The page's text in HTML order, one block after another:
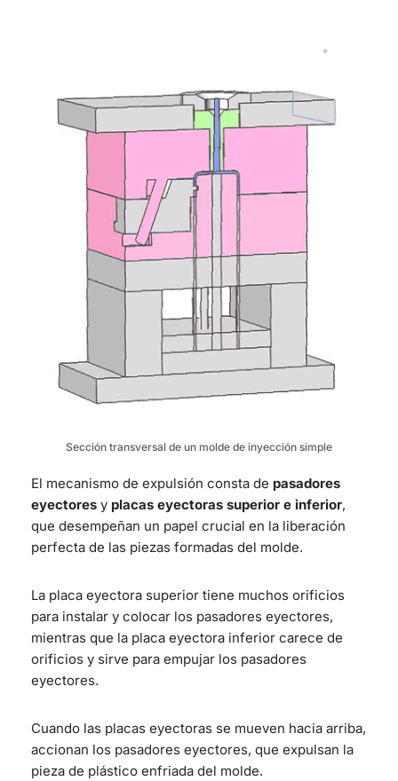
Sección transversal de un molde de inyección simple
El mecanismo de expulsión consta de pasadores
eyectores y placas eyectoras superior e inferior,
que desempeñan un papel crucial en la liberación
perfecta de las piezas formadas del molde.
La placa eyectora superior tiene muchos orificios
para instalar y colocar los pasadores eyectores,
mientras que la placa eyectora inferior carece de
orificios y sirve para empujar los pasadores
eyectores.
Cuando las placas eyectoras se mueven hacia arriba,
accionan los pasadores eyectores, que expulsan la
pieza de plástico enfriada del molde.